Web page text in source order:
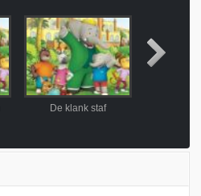
De klank staf